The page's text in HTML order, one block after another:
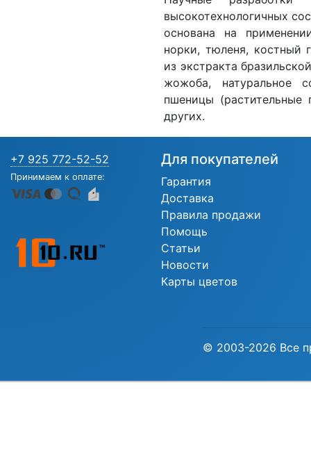
высокотехнологичных
основана на
норки, тюленя, костный
из экстракта
жожоба, натуральное
пшеницы (растительные
других.
+7 925 772-52-52
Принимаем к оплате:
Для покупателей
Гарантия
Доставка
Правила продажи
Помощь
Статьи
Новости
Карты цветов
© 2003-2026 Все